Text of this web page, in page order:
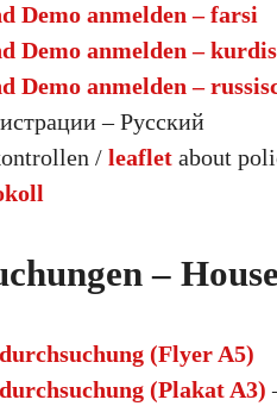
Demo anmelden – farsi
Demo anmelden –
Demo anmelden –
– Русский
/ leaflet about
–
(Flyer A5)
(Plakat A3)